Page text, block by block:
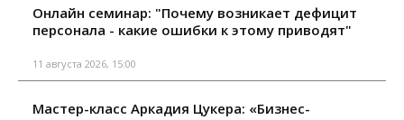
Онлайн семинар: "Почему возникает дефицит
персонала - какие ошибки к этому приводят"
11 августа 2026, 15:00
Мастер-класс Аркадия Цукера: «Бизнес-